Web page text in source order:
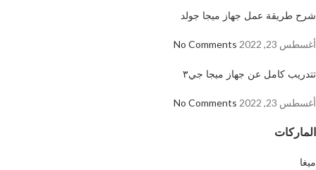
شرح طريقة عمل جهاز ميجا جولد
أغسطس 23, 2022 No Comments
تتدريب كامل عن جهاز ميجا جي٣
أغسطس 23, 2022 No Comments
الماركات
ميغا